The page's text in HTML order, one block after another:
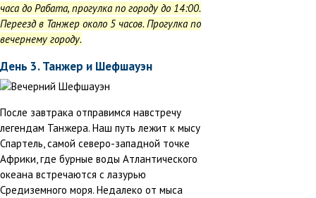
часа до Рабата, прогулка по городу до 14:00.
Переезд в Танжер около 5 часов. Прогулка по
вечернему городу.
День 3. Танжер и Шефшауэн
После завтрака отправимся навстречу
легендам Танжера. Наш путь лежит к мысу
Спартель, самой северо-западной точке
Африки, где бурные воды Атлантического
океана встречаются с лазурью
Средиземного моря. Недалеко от мыса